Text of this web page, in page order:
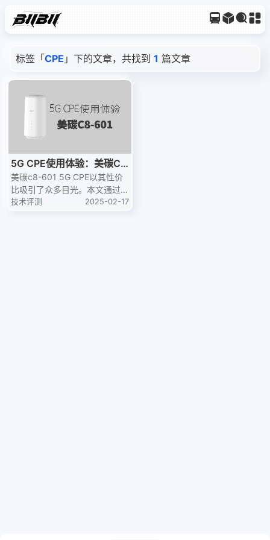
标签「 CPE 」下的文章，共找到 1 篇文章
5G CPE使用体验：美碳C8
-601
美碳c8-601 5G CPE以其性价
比吸引了众多目光。本文通过速
率测试、游戏延迟体验及资费分
技术评测 2025-02-17